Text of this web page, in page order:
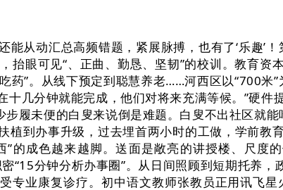
从动汇总高频错题，紧展脉搏，也有了‘乐趣’
抬眼可见“、正曲、勤恳、坚韧”的校训。教育
药”。从线下预定到聪慧养老……河西区以“700
十几分钟就能完成，他们对将来充满等候。”硬
步履未便的白叟来说倒是难题。白叟不出社区就
植到办事升级，过去埋首两小时的工做，学前
”的成色越来越脚。送面是敞亮的讲授楼、尺
“15分钟分析办事圈”。从日间照顾到短期托养
专业康复诊疗。初中语文教师张教员正用讯飞